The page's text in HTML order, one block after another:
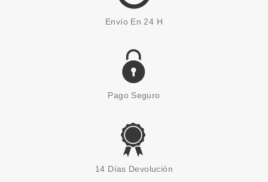
ESSENCE
WONDERLAND COLORETE
Envío En 24 H
Pago Seguro
14 Días Devolución